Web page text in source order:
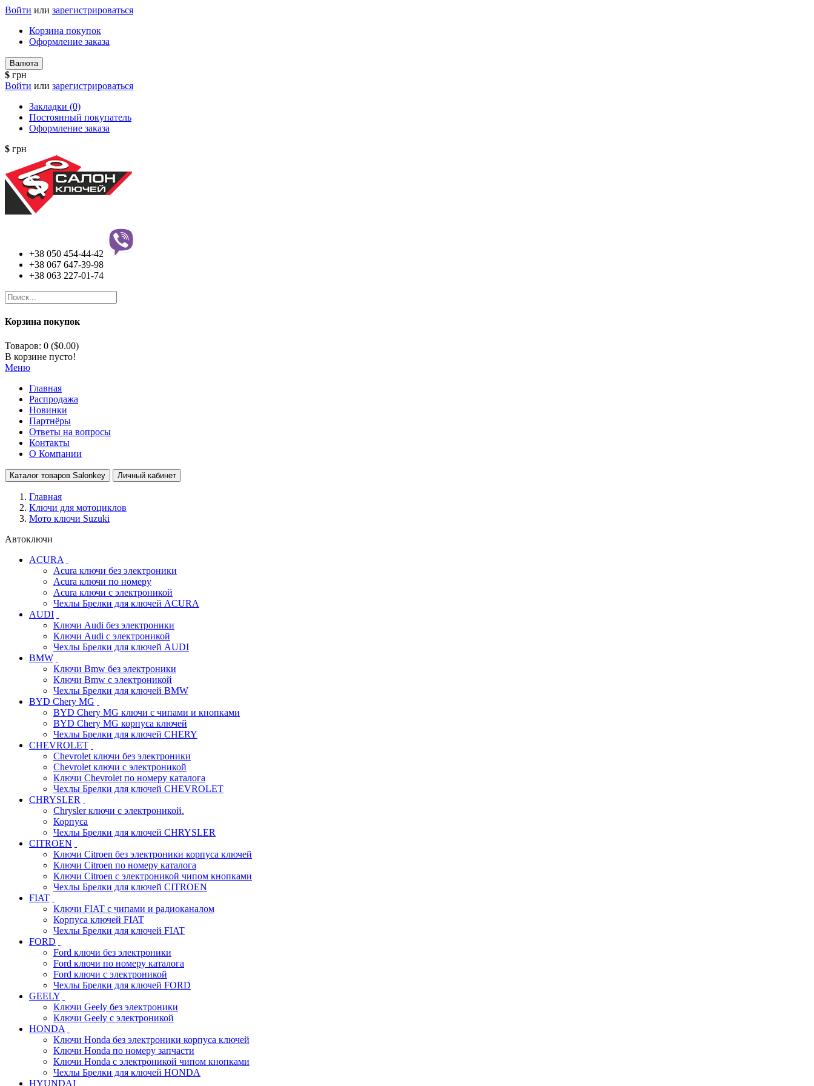
Войти или зарегистрироваться
Корзина покупок
Оформление заказа
Валюта
$ грн
Войти или зарегистрироваться
Закладки (0)
Постоянный покупатель
Оформление заказа
$ грн
+38 050 454-44-42
+38 067 647-39-98
+38 063 227-01-74
Корзина покупок
Товаров: 0 ($0.00)
В корзине пусто!
Меню
Главная
Распродажа
Новинки
Партнёры
Ответы на вопросы
Контакты
О Компании
Каталог товаров Salonkey Личный кабинет
Главная
Ключи для мотоциклов
Мото ключи Suzuki
Автоключи
ACURA
Acura ключи без электроники
Acura ключи по номеру
Acura ключи с электроникой
Чехлы Брелки для ключей ACURA
AUDI
Ключи Audi без электроники
Ключи Audi с электроникой
Чехлы Брелки для ключей AUDI
BMW
Ключи Bmw без электроники
Ключи Bmw с электроникой
Чехлы Брелки для ключей BMW
BYD Chery MG
BYD Chery MG ключи c чипами и кнопками
BYD Chery MG корпуса ключей
Чехлы Брелки для ключей CHERY
CHEVROLET
Chevrolet ключи без электроники
Chevrolet ключи с электроникой
Ключи Chevrolet по номеру каталога
Чехлы Брелки для ключей CHEVROLET
CHRYSLER
Chrysler ключи с электроникой.
Корпуса
Чехлы Брелки для ключей CHRYSLER
CITROEN
Ключи Citroen без электроники корпуса ключей
Ключи Citroen по номеру каталога
Ключи Citroen с электроникой чипом кнопками
Чехлы Брелки для ключей CITROEN
FIAT
Ключи FIAT с чипами и радиоканалом
Корпуса ключей FIAT
Чехлы Брелки для ключей FIAT
FORD
Ford ключи без электроники
Ford ключи по номеру каталога
Ford ключи с электроникой
Чехлы Брелки для ключей FORD
GEELY
Ключи Geely без электроники
Ключи Geely с электроникой
HONDA
Ключи Honda без электроники корпуса ключей
Ключи Honda по номеру запчасти
Ключи Honda с электроникой чипом кнопками
Чехлы Брелки для ключей HONDA
HYUNDAI